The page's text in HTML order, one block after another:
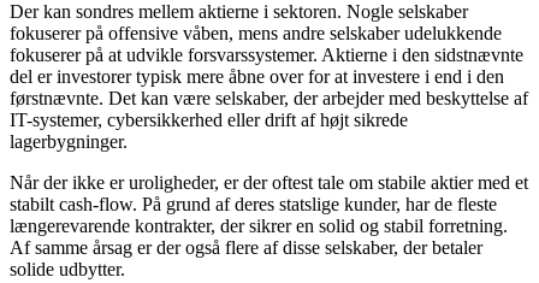
Der kan sondres mellem aktierne i sektoren. Nogle selskaber
fokuserer på offensive våben, mens andre selskaber udelukkende
fokuserer på at udvikle forsvarssystemer. Aktierne i den sidstnævnte
del er investorer typisk mere åbne over for at investere i end i den
førstnævnte. Det kan være selskaber, der arbejder med beskyttelse af
IT-systemer, cybersikkerhed eller drift af højt sikrede
lagerbygninger.
Når der ikke er uroligheder, er der oftest tale om stabile aktier med et
stabilt cash-flow. På grund af deres statslige kunder, har de fleste
længerevarende kontrakter, der sikrer en solid og stabil forretning.
Af samme årsag er der også flere af disse selskaber, der betaler
solide udbytter.